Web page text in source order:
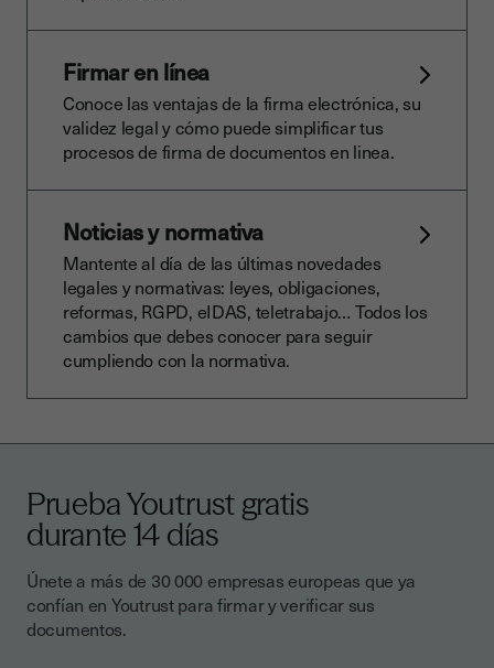
Firmar en línea
Conoce las ventajas de la firma electrónica, su
validez legal y cómo puede simplificar tus
procesos de firma de documentos en linea.
Noticias y normativa
Mantente al día de las últimas novedades
legales y normativas: leyes, obligaciones,
reformas, RGPD, eIDAS, teletrabajo… Todos los
cambios que debes conocer para seguir
cumpliendo con la normativa.
Prueba Youtrust gratis
durante 14 días
Únete a más de 30 000 empresas europeas que ya
confían en Youtrust para firmar y verificar sus
documentos.